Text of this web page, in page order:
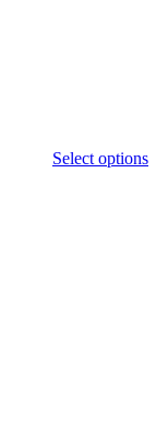
Select options